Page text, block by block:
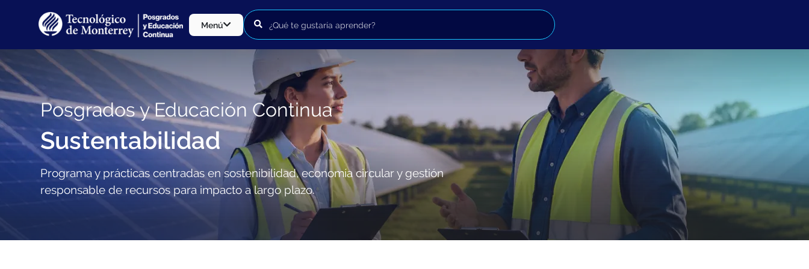
Menú
Posgrados y Educación Continua
Sustentabilidad
Programa y prácticas centradas en sostenibilidad, economía circular y gestión
responsable de recursos para impacto a largo plazo.